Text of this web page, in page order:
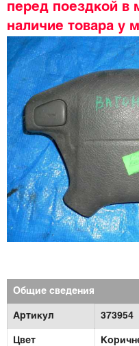
перед поездкой в
наличие товара у
Общие сведения
Артикул 373954
Цвет